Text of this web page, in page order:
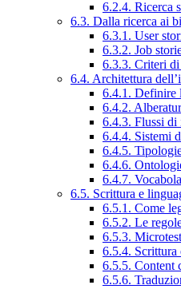
6.2.4. Ricerca
6.3. Dalla ricerca ai
6.3.1. User
6.3.2. Job
6.3.3. Criteri di
6.4. Architettura
6.4.1. Definire
6.4.2.
6.4.3. Flussi di
6.4.4. Sistemi
6.4.5.
6.4.6.
6.4.7.
6.5. Scrittura e
6.5.1. Come
6.5.2. Le
6.5.3.
6.5.4. Scrittura
6.5.5. Content
6.5.6.